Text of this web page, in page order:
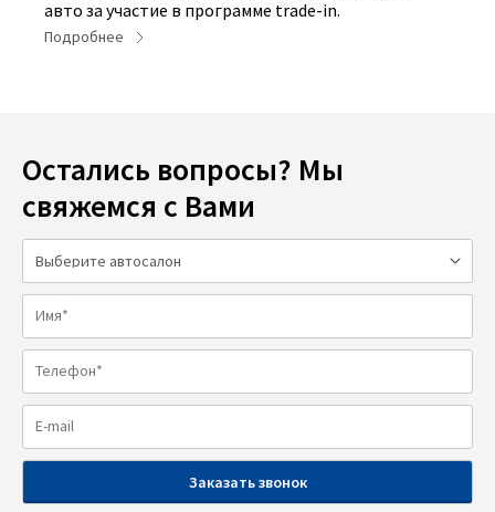
авто за участие в программе trade-in.
Подробнее
Остались вопросы? Мы
свяжемся с Вами